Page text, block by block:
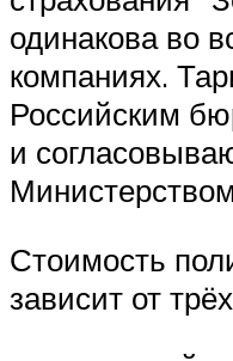
одинакова во
компаниях.
Российским
и
Стоимость
зависит от